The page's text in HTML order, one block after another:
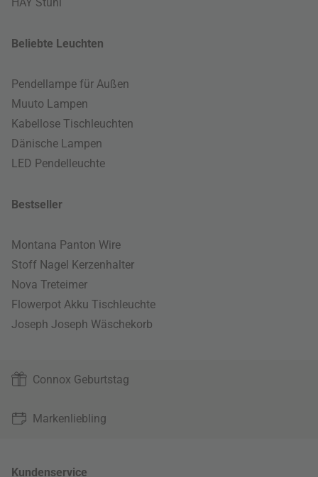
Beliebte Leuchten
Pendellampe für Außen
Muuto Lampen
Kabellose Tischleuchten
Dänische Lampen
LED Pendelleuchte
Bestseller
Montana Panton Wire
Stoff Nagel Kerzenhalter
Nova Treteimer
Flowerpot Akku Tischleuchte
Joseph Joseph Wäschekorb
Connox Geburtstag
Markenliebling
Kundenservice